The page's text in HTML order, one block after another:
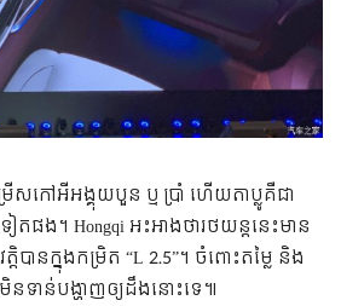
ើស​កៅអី​អង្គុយ​បួន ឬ ប្រាំ ហើយ​តាប្លូ​គឺ​ជា​
ផង។ Hongqi អះអាង​ថា​រថយន្ត​នេះ​មាន​
បាន​ក្នុង​កម្រិត “L 2.5”។ ចំពោះ​តម្លៃ និង​
ទាន់​បង្ហាញ​ឲ្យ​ដឹង​នោះ​ទេ៕